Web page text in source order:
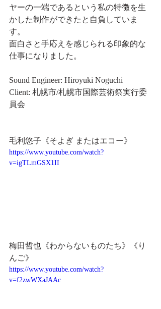
ヤーの一端であるという私の特徴を生
かした制作ができたと自負していま
す。
面白さと手応えを感じられる印象的な
仕事になりました。
Sound Engineer: Hiroyuki Noguchi
Client: 札幌市/札幌市国際芸術祭実行委
員会
毛利悠子《そよぎ またはエコー》
https://www.youtube.com/watch?
v=igTLmGSX1II
梅田哲也《わからないものたち》《り
んご》
https://www.youtube.com/watch?
v=f2zwWXaJAAc